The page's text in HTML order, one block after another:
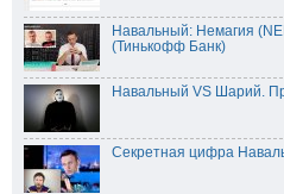
Навальный: Немагия
(Тинькофф Банк)
Навальный VS Шарий.
Секретная цифра